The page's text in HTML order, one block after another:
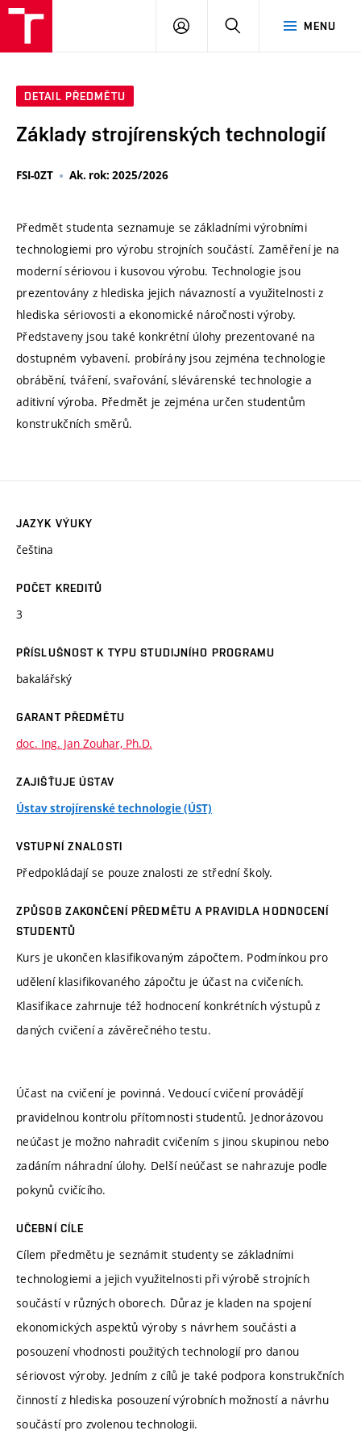
MENU
PŘIHLÁSIT
DETAIL PŘEDMĚTU
Základy strojírenských technologií
FSI-0ZT Ak. rok: 2025/2026
Předmět studenta seznamuje se základními výrobními
technologiemi pro výrobu strojních součástí. Zaměření je na
moderní sériovou i kusovou výrobu. Technologie jsou
prezentovány z hlediska jejich návazností a využitelnosti z
hlediska sériovosti a ekonomické náročnosti výroby.
Představeny jsou také konkrétní úlohy prezentované na
dostupném vybavení. probírány jsou zejména technologie
obrábění, tváření, svařování, slévárenské technologie a
aditivní výroba. Předmět je zejména určen studentům
konstrukčních směrů.
JAZYK VÝUKY
čeština
POČET KREDITŮ
3
PŘÍSLUŠNOST K TYPU STUDIJNÍHO PROGRAMU
bakalářský
GARANT PŘEDMĚTU
doc. Ing. Jan Zouhar, Ph.D.
ZAJIŠŤUJE ÚSTAV
Ústav strojírenské technologie (ÚST)
VSTUPNÍ ZNALOSTI
Předpokládají se pouze znalosti ze střední školy.
ZPŮSOB ZAKONČENÍ PŘEDMĚTU A PRAVIDLA HODNOCENÍ
STUDENTŮ
Kurs je ukončen klasifikovaným zápočtem. Podmínkou pro
udělení klasifikovaného zápočtu je účast na cvičeních.
Klasifikace zahrnuje též hodnocení konkrétních výstupů z
daných cvičení a závěrečného testu.
Účast na cvičení je povinná. Vedoucí cvičení provádějí
pravidelnou kontrolu přítomnosti studentů. Jednorázovou
neúčast je možno nahradit cvičením s jinou skupinou nebo
zadáním náhradní úlohy. Delší neúčast se nahrazuje podle
pokynů cvičícího.
UČEBNÍ CÍLE
Cílem předmětu je seznámit studenty se základními
technologiemi a jejich využitelnosti při výrobě strojních
součástí v různých oborech. Důraz je kladen na spojení
ekonomických aspektů výroby s návrhem součásti a
posouzení vhodnosti použitých technologií pro danou
sériovost výroby. Jedním z cílů je také podpora konstrukčních
činností z hlediska posouzení výrobních možností a návrhu
součástí pro zvolenou technologii.